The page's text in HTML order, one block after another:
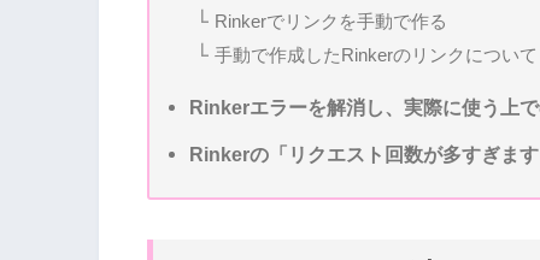
Rinkerでリンクを手動で作る
手動で作成したRinkerのリンクについて
Rinkerエラーを解消し、実際に使う上
Rinkerの「リクエスト回数が多すぎま